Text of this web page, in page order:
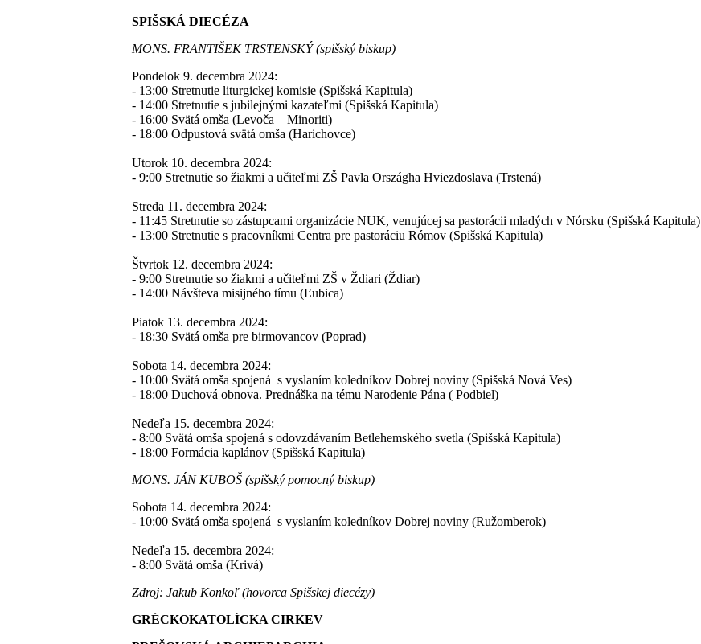
SPIŠSKÁ DIECÉZA
MONS. FRANTIŠEK TRSTENSKÝ (spišský biskup)
Pondelok 9. decembra 2024:
- 13:00 Stretnutie liturgickej komisie (Spišská Kapitula)
- 14:00 Stretnutie s jubilejnými kazateľmi (Spišská Kapitula)
- 16:00 Svätá omša (Levoča – Minoriti)
- 18:00 Odpustová svätá omša (Harichovce)
Utorok 10. decembra 2024:
- 9:00 Stretnutie so žiakmi a učiteľmi ZŠ Pavla Országha Hviezdoslava (Trstená)
Streda 11. decembra 2024:
- 11:45 Stretnutie so zástupcami organizácie NUK, venujúcej sa pastorácii mladých v Nórsku (Spišská Kapitula)
- 13:00 Stretnutie s pracovníkmi Centra pre pastoráciu Rómov (Spišská Kapitula)
Štvrtok 12. decembra 2024:
- 9:00 Stretnutie so žiakmi a učiteľmi ZŠ v Ždiari (Ždiar)
- 14:00 Návšteva misijného tímu (Ľubica)
Piatok 13. decembra 2024:
- 18:30 Svätá omša pre birmovancov (Poprad)
Sobota 14. decembra 2024:
- 10:00 Svätá omša spojená s vyslaním koledníkov Dobrej noviny (Spišská Nová Ves)
- 18:00 Duchová obnova. Prednáška na tému Narodenie Pána ( Podbiel)
Nedeľa 15. decembra 2024:
- 8:00 Svätá omša spojená s odovzdávaním Betlehemského svetla (Spišská Kapitula)
- 18:00 Formácia kaplánov (Spišská Kapitula)
MONS. JÁN KUBOŠ (spišský pomocný biskup)
Sobota 14. decembra 2024:
- 10:00 Svätá omša spojená s vyslaním koledníkov Dobrej noviny (Ružomberok)
Nedeľa 15. decembra 2024:
- 8:00 Svätá omša (Krivá)
Zdroj: Jakub Konkoľ (hovorca Spišskej diecézy)
GRÉCKOKATOLÍCKA CIRKEV